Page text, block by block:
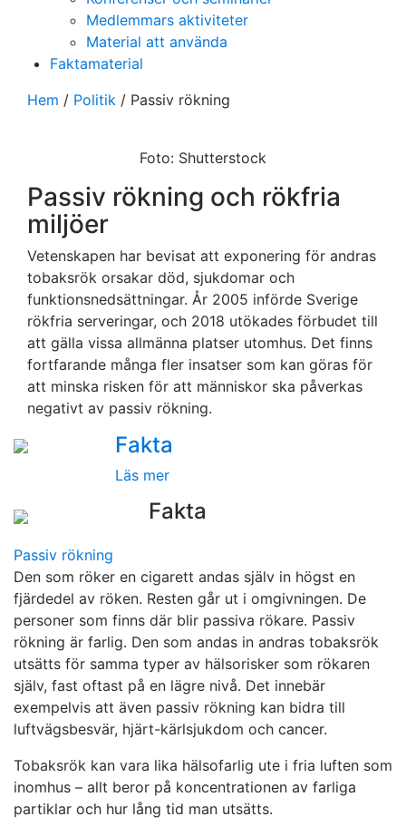
Medlemmars aktiviteter
Material att använda
Faktamaterial
Hem / Politik / Passiv rökning
Foto: Shutterstock
Passiv rökning och rökfria
miljöer
Vetenskapen har bevisat att exponering för andras
tobaksrök orsakar död, sjukdomar och
funktionsnedsättningar. År 2005 införde Sverige
rökfria serveringar, och 2018 utökades förbudet till
att gälla vissa allmänna platser utomhus. Det finns
fortfarande många fler insatser som kan göras för
att minska risken för att människor ska påverkas
negativt av passiv rökning.
Fakta
Läs mer
Fakta
Passiv rökning
Den som röker en cigarett andas själv in högst en
fjärdedel av röken. Resten går ut i omgivningen. De
personer som finns där blir passiva rökare. Passiv
rökning är farlig. Den som andas in andras tobaksrök
utsätts för samma typer av hälsorisker som rökaren
själv, fast oftast på en lägre nivå. Det innebär
exempelvis att även passiv rökning kan bidra till
luftvägsbesvär, hjärt-kärlsjukdom och cancer.
Tobaksrök kan vara lika hälsofarlig ute i fria luften som
inomhus – allt beror på koncentrationen av farliga
partiklar och hur lång tid man utsätts.